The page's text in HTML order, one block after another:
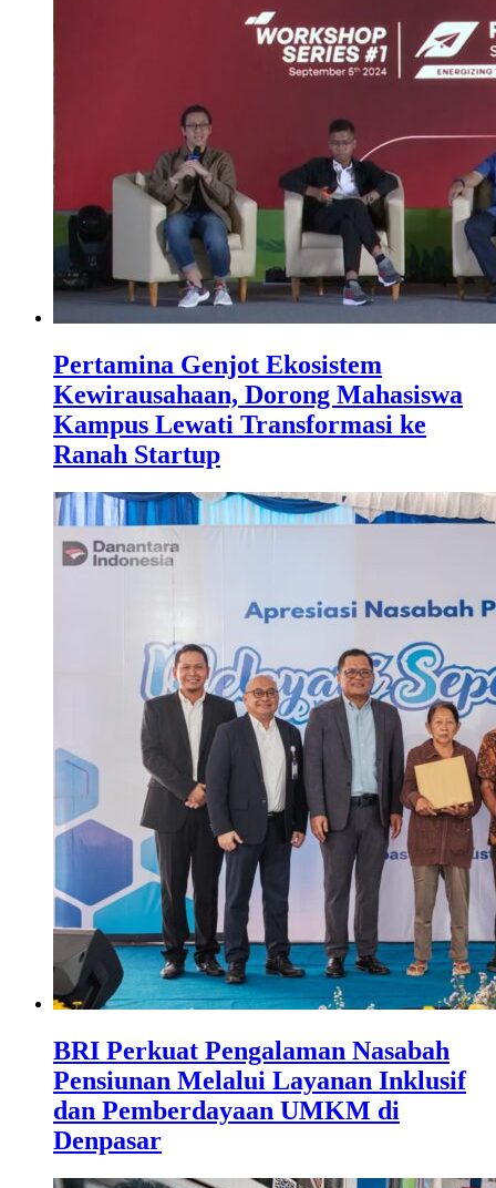
Pertamina Genjot Ekosistem
Kewirausahaan, Dorong Mahasiswa
Kampus Lewati Transformasi ke
Ranah Startup
BRI Perkuat Pengalaman Nasabah
Pensiunan Melalui Layanan Inklusif
dan Pemberdayaan UMKM di
Denpasar